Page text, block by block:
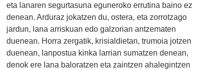
eta lanaren segurtasuna eguneroko errutina baino ez
denean. Arduraz jokatzen du, ostera, eta zorrotzago
jardun, lana arriskuan edo galzorian antzematen
duenean. Horra zergatik, krisialdietan, trumoia jotzen
duenean, lanpostua kinka larrian sumatzen denean,
denok ere lana baloratzen eta zaintzen ahalegintzen